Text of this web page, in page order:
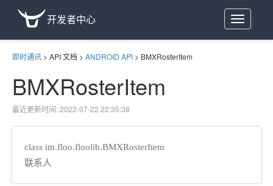
Toggle
navigation
开发者中心
即时通讯 > API 文档 > ANDROID API > BMXRosterItem
BMXRosterItem
最近更新时间: 2022-07-22 22:35:38
class im.floo.floolib.BMXRosterItem
联系人